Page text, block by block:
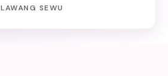
LAWANG SEWU